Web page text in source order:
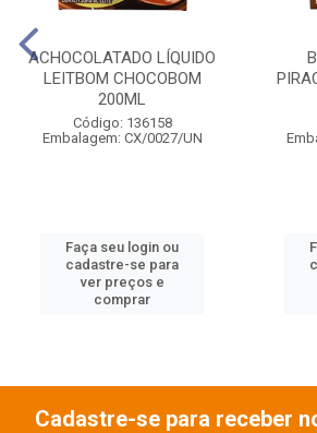
ACHOCOLATADO LÍQUIDO
LEITBOM CHOCOBOM
200ML
Código: 136158
Embalagem: CX/0027/UN
Faça seu login ou
cadastre-se para
ver preços e
comprar
Cadastre-se para receber